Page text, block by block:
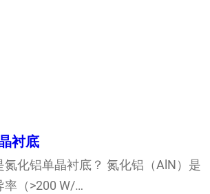
衬底
氮化铝单晶衬底？ 氮化铝（AlN）是
率（>200 W/…